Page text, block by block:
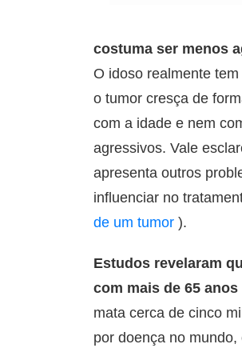
costuma ser menos
O idoso realmente
o tumor cresça de
com a idade e nem
agressivos. Vale
apresenta outros
influenciar no
de um tumor ).
Estudos revelaram
com mais de 65 anos
mata cerca de cinco
por doença no